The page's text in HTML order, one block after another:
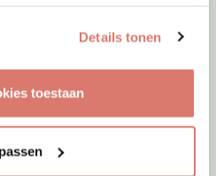
Details tonen
toestaan